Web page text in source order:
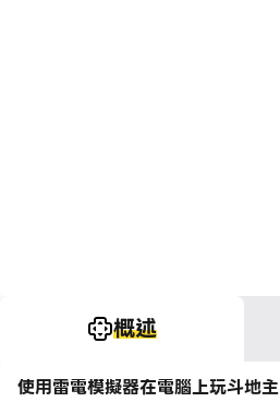
概述
使用雷電模擬器在電腦上玩斗地主